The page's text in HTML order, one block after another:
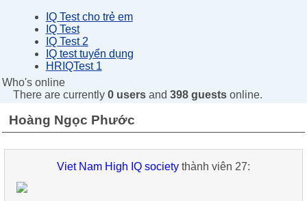
IQ Test cho trẻ em
IQ Test
IQ Test 2
IQ test tuyển dụng
HRIQTest 1
Who's online
There are currently 0 usersand 398 guestsonline.
Hoàng Ngọc Phước
Viet Nam High IQ societythành viên 27: